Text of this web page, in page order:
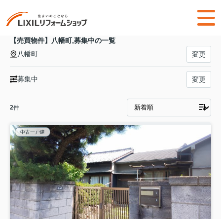
【売買物件】八幡町,募集中の一覧
八幡町
変更
募集中 変更
2件
中古一戸建